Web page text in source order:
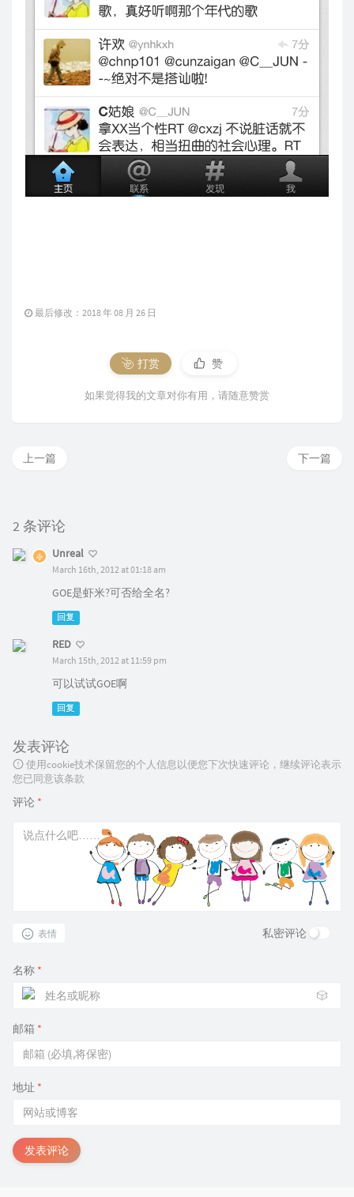
最后修改：2018 年 08 月 26 日
打赏 赞
如果觉得我的文章对你有用，请随意赞赏
下一篇
上一篇
2 条评论
Unreal
March 16th, 2012 at 01:18 am
GOE是虾米?可否给全名?
回复
RED
March 15th, 2012 at 11:59 pm
可以试试GOE啊
回复
发表评论
使用cookie技术保留您的个人信息以便您下次快速评论，继续评论表示
您已同意该条款
评论 *
表情 私密评论
名称 *
🎲
邮箱 *
地址 *
发表评论